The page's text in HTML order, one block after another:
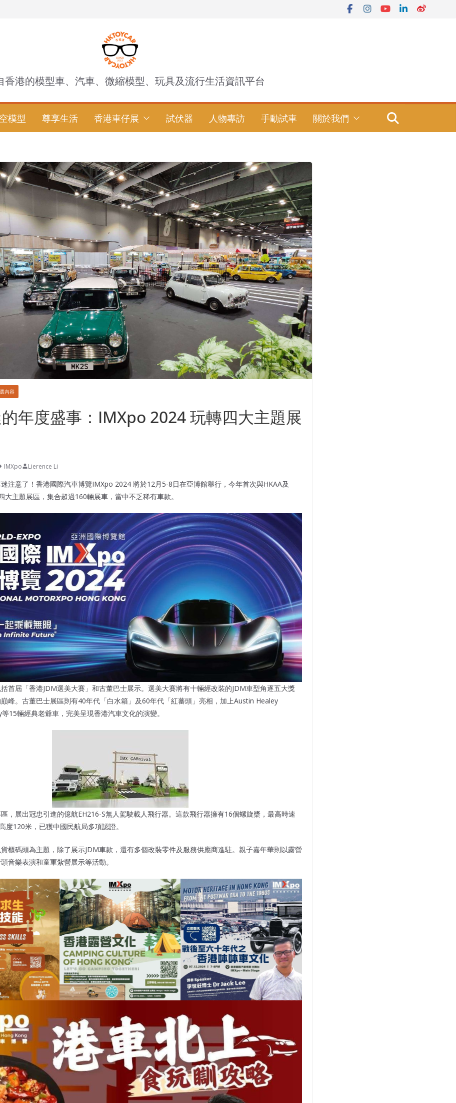
香港的模型車、汽車、微縮模型、玩具及流行生活資訊平台
模型 尊享生活 香港車仔展 試伏器 人物專訪 手動試車 關於我們
內容
年度盛事：IMXpo 2024 玩轉四大主題展
IMXpo Lierence Li
注意了！香港國際汽車博覽IMXpo 2024 將於12月5-8日在亞博館舉行，今年首次與HKAA及
大主題展區，集合超過160輛展車，當中不乏稀有車款。
首屆「香港JDM選美大賽」和古董巴士展示。選美大賽將有十輛經改裝的JDM車型角逐五大獎
峰。古董巴士展區則有40年代「白水箱」及60年代「紅蕃頭」亮相，加上Austin Healey
15輛經典老爺車，完美呈現香港汽車文化的演變。
，展出冠忠引進的億航EH216-S無人駕駛載人飛行器。這款飛行器擁有16個螺旋槳，最高時速
度120米，已獲中國民航局多項認證。
櫃碼頭為主題，除了展示JDM車款，還有多個改裝零件及服務供應商進駐。親子嘉年華則以露營
音樂表演和童軍紮營展示等活動。